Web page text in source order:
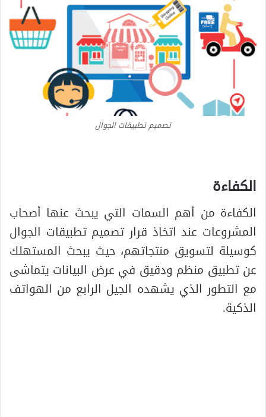
تصميم تطبيقات الجوال
الكفاءة
الكفاءة من أهم السمات التي يبحث عنها أصحاب
المشروعات عند اتخاذ قرار تصميم تطبيقات الجوال
كوسيلة لتسويق منتجاتهم، حيث يبحث المستهلك
عن تطبيق منظم ودقيق في عرض البيانات يتماشى
مع التطور الذي يشهده الجيل الرابع من الهواتف
الذكية.